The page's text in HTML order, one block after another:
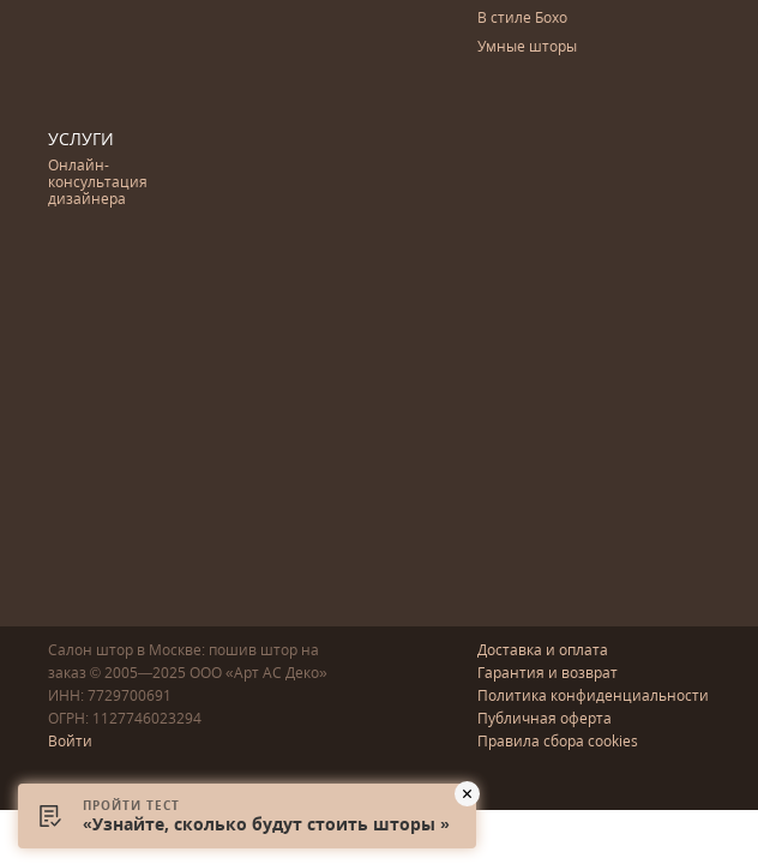
УСЛУГИ
Онлайн-
консультация
дизайнера
В стиле Бохо
Умные шторы
Салон штор в Москве: пошив штор на
заказ © 2005—2025 ООО «Арт АС Деко»
ИНН: 7729700691
ОГРН: 1127746023294
Войти
Доставка и оплата
Гарантия и возврат
Политика конфиденциальности
Публичная оферта
Правила сбора cookies
ПРОЙТИ ТЕСТ
«Узнайте, сколько будут стоить шторы »